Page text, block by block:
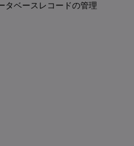
タベースレコードの管理